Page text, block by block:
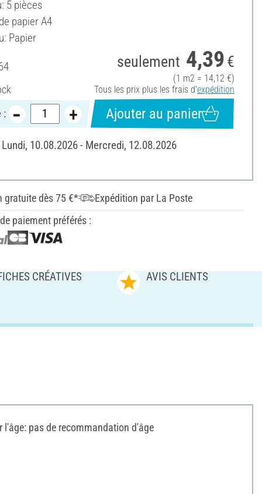
5 pièces
papier A4
Papier
seulement 4,39 €
(1 m2 = 14,12 €)
Tous les prix plus les frais d'expédition
: Ajouter au panier
10.08.2026 - Mercredi, 12.08.2026
gratuite dès 75 €*
Expédition par La Poste
paiement préférés :
CRÉATIVES AVIS CLIENTS
l'âge: pas de recommandation d'âge